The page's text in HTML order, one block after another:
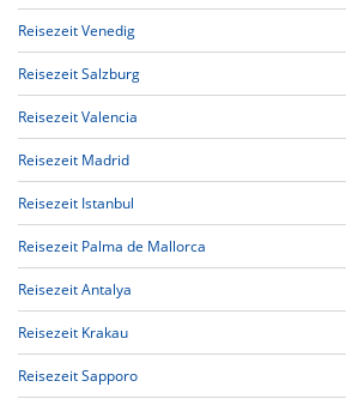
Reisezeit Venedig
Reisezeit Salzburg
Reisezeit Valencia
Reisezeit Madrid
Reisezeit Istanbul
Reisezeit Palma de Mallorca
Reisezeit Antalya
Reisezeit Krakau
Reisezeit Sapporo